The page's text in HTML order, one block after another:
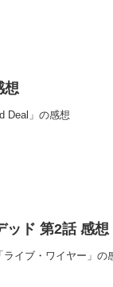
想
Deal」の感想
ッド 第2話 感想
イブ・ワイヤー」の